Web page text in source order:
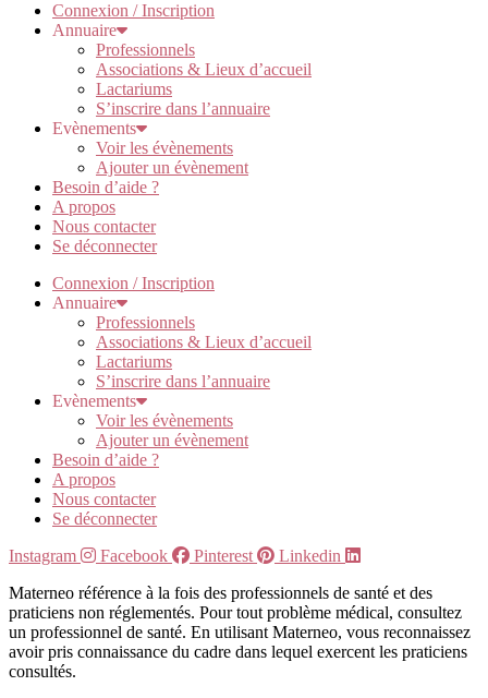
Connexion / Inscription
Annuaire
Professionnels
Associations & Lieux d’accueil
Lactariums
S’inscrire dans l’annuaire
Evènements
Voir les évènements
Ajouter un évènement
Besoin d’aide ?
A propos
Nous contacter
Se déconnecter
Connexion / Inscription
Annuaire
Professionnels
Associations & Lieux d’accueil
Lactariums
S’inscrire dans l’annuaire
Evènements
Voir les évènements
Ajouter un évènement
Besoin d’aide ?
A propos
Nous contacter
Se déconnecter
Instagram
Facebook Pinterest
Linkedin
Materneo référence à la fois des professionnels de santé et des
praticiens non réglementés. Pour tout problème médical, consultez
un professionnel de santé. En utilisant Materneo, vous reconnaissez
avoir pris connaissance du cadre dans lequel exercent les praticiens
consultés.